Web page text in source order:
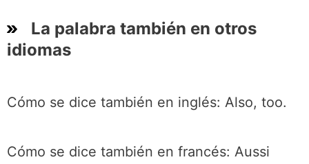
La palabra también en otros
idiomas
Cómo se dice también en inglés: Also, too.
Cómo se dice también en francés: Aussi